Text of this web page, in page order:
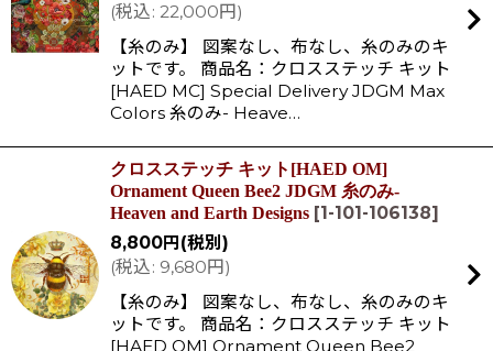
(税込: 22,000円 )
【糸のみ】 図案なし、布なし、糸のみのキ
ットです。 商品名：クロスステッチ キット
[HAED MC] Special Delivery JDGM Max
Colors 糸のみ- Heave…
クロスステッチ キット[HAED OM]
Ornament Queen Bee2 JDGM 糸のみ-
Heaven and Earth Designs [1-101-106138]
8,800円 (税別)
(税込: 9,680円 )
【糸のみ】 図案なし、布なし、糸のみのキ
ットです。 商品名：クロスステッチ キット
[HAED OM] Ornament Queen Bee2